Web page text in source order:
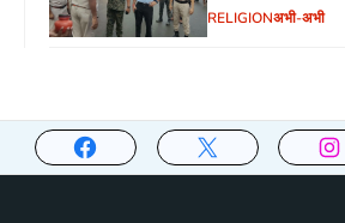
RELIGIONअभी-अभी